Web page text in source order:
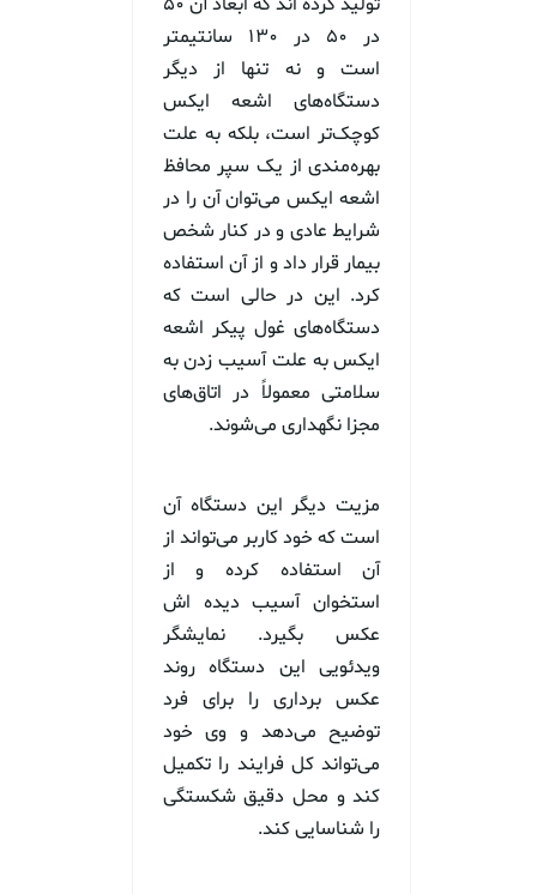
تولید کرده اند که ابعاد آن ۵۰
در ۵۰ در ۱۳۰ سانتیمتر
است و نه تنها از دیگر
دستگاه‌های اشعه ایکس
کوچک‌تر است، بلکه به علت
بهره‌مندی از یک سپر محافظ
اشعه ایکس می‌توان آن را در
شرایط عادی و در کنار شخص
بیمار قرار داد و از آن استفاده
کرد. این در حالی است که
دستگاه‌های غول پیکر اشعه
ایکس به علت آسیب زدن به
سلامتی معمولاً در اتاق‌های
مجزا نگهداری می‌شوند.
مزیت دیگر این دستگاه آن
است که خود کاربر می‌تواند از
آن استفاده کرده و از
استخوان آسیب دیده اش
عکس بگیرد. نمایشگر
ویدئویی این دستگاه روند
عکس برداری را برای فرد
توضیح می‌دهد و وی خود
می‌تواند کل فرایند را تکمیل
کند و محل دقیق شکستگی
را شناسایی کند.